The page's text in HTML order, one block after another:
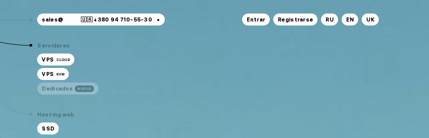
sales@ 🇺🇦 +380 94 710-55-30
sales@
Gratuito para Ucrania
🇺🇦 0 800 21-06-75
Servidores
VPS
CLOUD
VPS KVM
Dedicados NUEVO
Hosting web
SSD
Entrar Registrarse RU EN UK